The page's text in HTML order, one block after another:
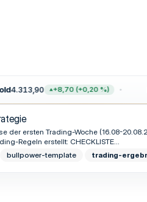
4.313,90 +8,70 (+0,20 %)
ersten Trading-Woche (16.08-
Regeln erstellt: CHECKLISTE...
bullpower-template trading-